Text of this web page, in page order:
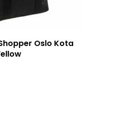
Aan Winkelwagen
Oslo Kota